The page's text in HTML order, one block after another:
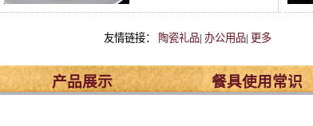
友情链接： 陶瓷礼品| 办公用品| 更多
产品展示 餐具使用常识